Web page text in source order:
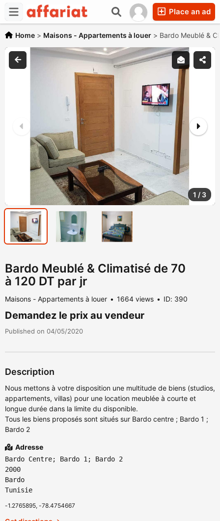
Place an ad
Home > Maisons - Appartements à louer > Bardo Meublé &
1 / 3
Bardo Meublé & Climatisé de 70
à 120 DT par jr
Maisons - Appartements à louer 1664 views ID: 390
Demandez le prix au vendeur
Published on 04/05/2020
Description
Nous mettons à votre disposition une multitude de biens (studios,
appartements, villas) pour une location meublée à courte et
longue durée dans la limite du disponible.
Tous les biens proposés sont situés sur Bardo centre ; Bardo 1 ;
Bardo 2
Adresse
Bardo Centre; Bardo 1; Bardo 2
2000
Bardo
Tunisie
-1.2765895, -78.4754667